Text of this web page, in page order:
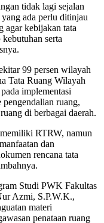
tidak lagi sejalan
ada perlu ditinjau
agar kebijakan tata
serta
99 persen wilayah
Tata Ruang Wilayah
implementasi
pengendalian ruang,
di berbagai daerah.
RTRW, namun
dan
rencana tata
Studi PWK Fakultas
Azmi, S.P.W.K.,
materi
penataan ruang